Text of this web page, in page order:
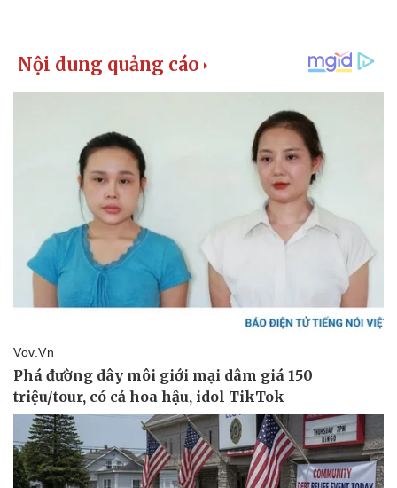
Doanh nghiệp
Thông tin doanh nghiệp
Doanh nghiệp 24h
Doanh nhân
Vì cộng đồng
Công nghệ
Sành điệu
Tin Công nghệ
Trải nghiệm
Chuyển đổi số